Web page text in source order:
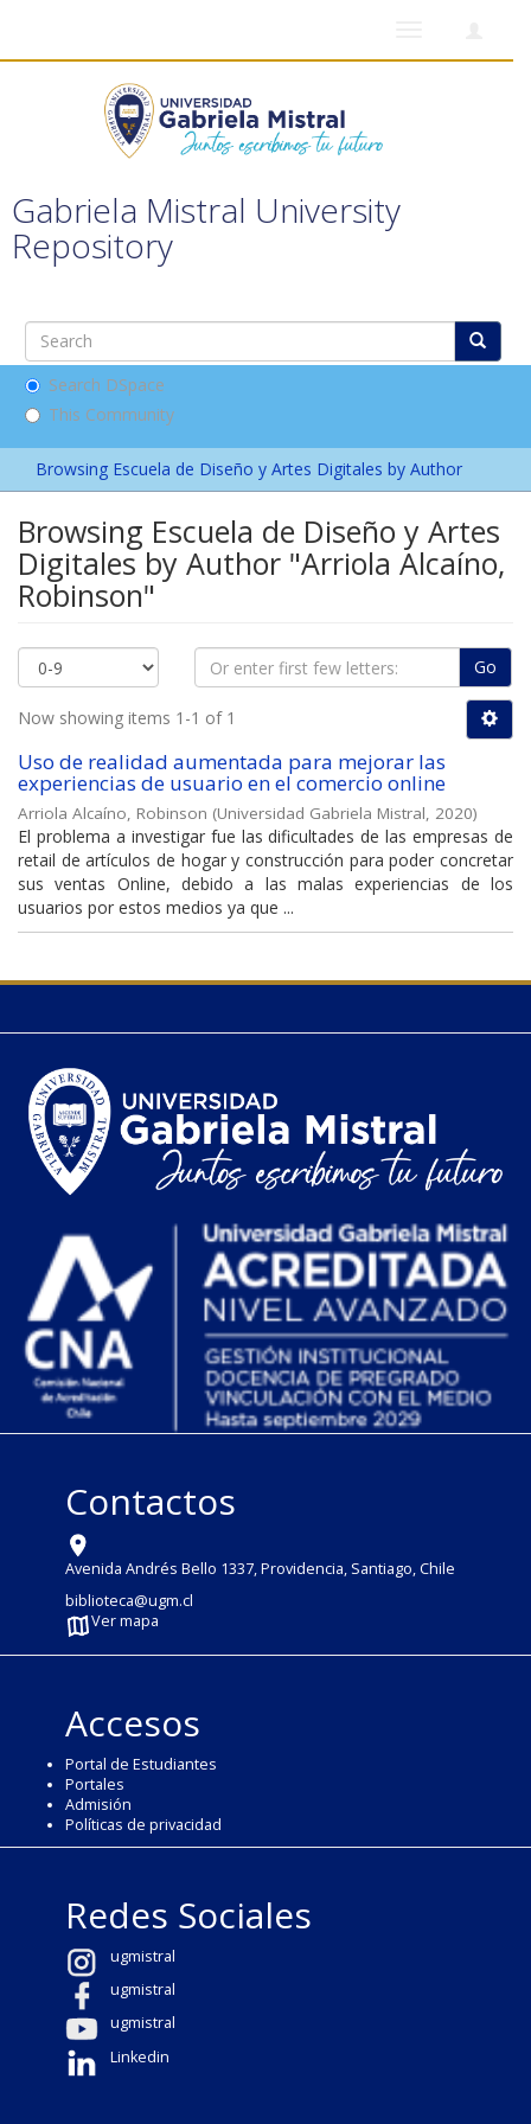
Gabriela Mistral University
Repository
Search DSpace
This Community
Browsing Escuela de Diseño y Artes Digitales by Author
Browsing Escuela de Diseño y Artes
Digitales by Author "Arriola Alcaíno,
Robinson"
Go
Now showing items 1-1 of 1
Uso de realidad aumentada para mejorar las
experiencias de usuario en el comercio online
Arriola Alcaíno, Robinson (Universidad Gabriela Mistral, 2020)
El problema a investigar fue las dificultades de las empresas de
retail de artículos de hogar y construcción para poder concretar
sus ventas Online, debido a las malas experiencias de los
usuarios por estos medios ya que ...
Contactos
Avenida Andrés Bello 1337, Providencia, Santiago, Chile
biblioteca@ugm.cl
Ver mapa
Accesos
Portal de Estudiantes
Portales
Admisión
Políticas de privacidad
Redes Sociales
ugmistral
ugmistral
ugmistral
Linkedin